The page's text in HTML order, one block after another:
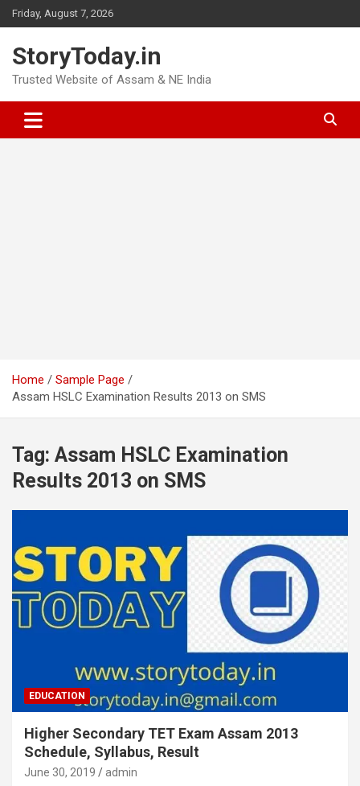
Skip
to
Friday, August 7, 2026
StoryToday.in
Trusted Website of Assam & NE India
Home
Sample Page
Assam HSLC Examination Results 2013 on SMS
Tag: Assam HSLC Examination
Results 2013 on SMS
EDUCATION
Higher Secondary TET Exam Assam 2013
Schedule, Syllabus, Result
June 30, 2019 admin